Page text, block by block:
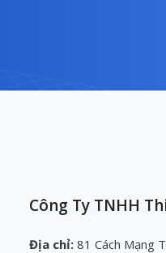
Công Ty TNHH
Địa chỉ: 81 Cách Mạng